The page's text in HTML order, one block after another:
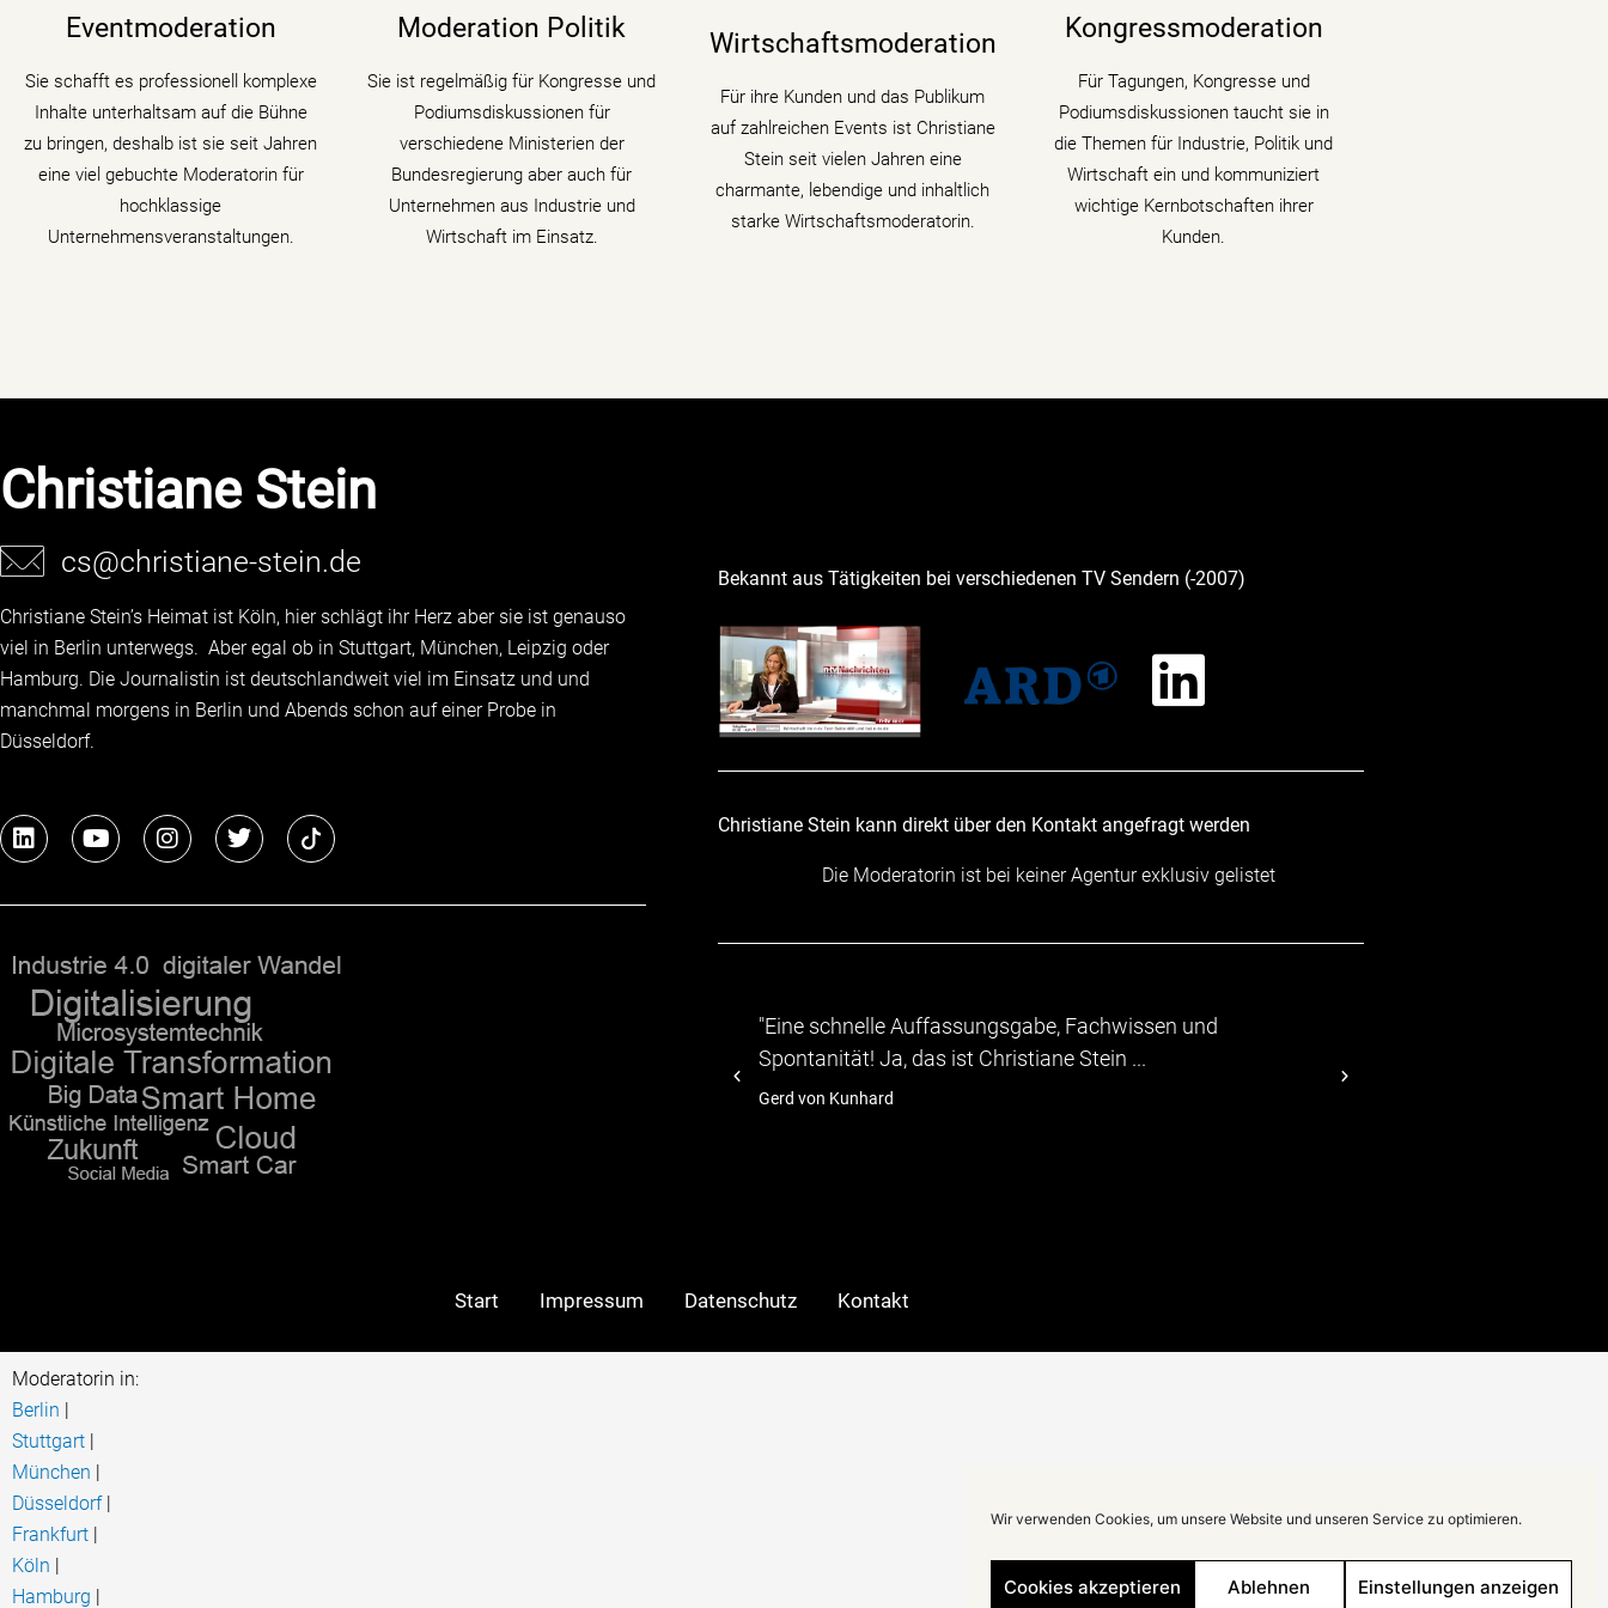
Wir verwenden Cookies, um unsere Website und unseren Service zu optimieren.
Cookies akzeptieren Ablehnen Einstellungen anzeigen
Eventmoderation
Sie schafft es professionell komplexe
Inhalte unterhaltsam auf die Bühne
zu bringen, deshalb ist sie seit Jahren
eine viel gebuchte Moderatorin für
hochklassige
Unternehmensveranstaltungen.
verbindet charmant und
mit den Themen ihrer Veranstaltung,
Tagung oder Kongresses.
mehr erfahren
Moderation Politik
Sie ist regelmäßig für Kongresse und
Podiumsdiskussionen für
verschiedene Ministerien der
Bundesregierung aber auch für
Unternehmen aus Industrie und
Wirtschaft im Einsatz.
digitalen Wandel und begleitet als
Transformation indem sie den
Gästen zu verschiedenen Themen
auf den Zahn fühlt.
mehr erfahren
Wirtschaftsmoderation
Für ihre Kunden und das Publikum
auf zahlreichen Events ist Christiane
Stein seit vielen Jahren eine
charmante, lebendige und inhaltlich
starke Wirtschaftsmoderatorin.
Wirtschaftsthemen und politische
Podiumsdiskussionen und
Fachtagungen mit.
mehr erfahren
Kongressmoderation
Für Tagungen, Kongresse und
Podiumsdiskussionen taucht sie in
die Themen für Industrie, Politik und
Wirtschaft ein und kommuniziert
wichtige Kernbotschaften ihrer
Kunden.
Wirtschaftsgrößen die Bühne auf
Kongressen und Fachtagungen und
füllt Podiumsdiskussionen und Talks
mit Kompetenz, Charme und
Lebendigkeit.
mehr erfahren
Christiane Stein
cs@christiane-stein.de
Christiane Stein’s Heimat ist Köln, hier schlägt ihr Herz aber sie ist genauso
viel in Berlin unterwegs. Aber egal ob in Stuttgart, München, Leipzig oder
Hamburg. Die Journalistin ist deutschlandweit viel im Einsatz und und
manchmal morgens in Berlin und Abends schon auf einer Probe in
Düsseldorf.
L
i
k
i
n
Y
o
t
e
I
n
t
r
a
m
T
w
t
r
Bekannt aus Tätigkeiten bei verschiedenen TV Sendern (-2007)
Christiane Stein kann direkt über den Kontakt angefragt werden
Die Moderatorin ist bei keiner Agentur exklusiv gelistet
TV-Moeratorin
"Eine schnelle Auffassungsgabe, Fachwissen und
Spontanität! Ja, das ist Christiane Stein ...
Gerd von Kunhard
"...Die Teilnehmer zeigten sich von dem
abwechslungsreichen Programm, durch das TV-Moeratorin
Christiane Stein führte."
Start Impressum Datenschutz Kontakt
Moderatorin in:
Berlin |
Stuttgart |
München |
Düsseldorf|
Frankfurt |
Köln |
Hamburg |